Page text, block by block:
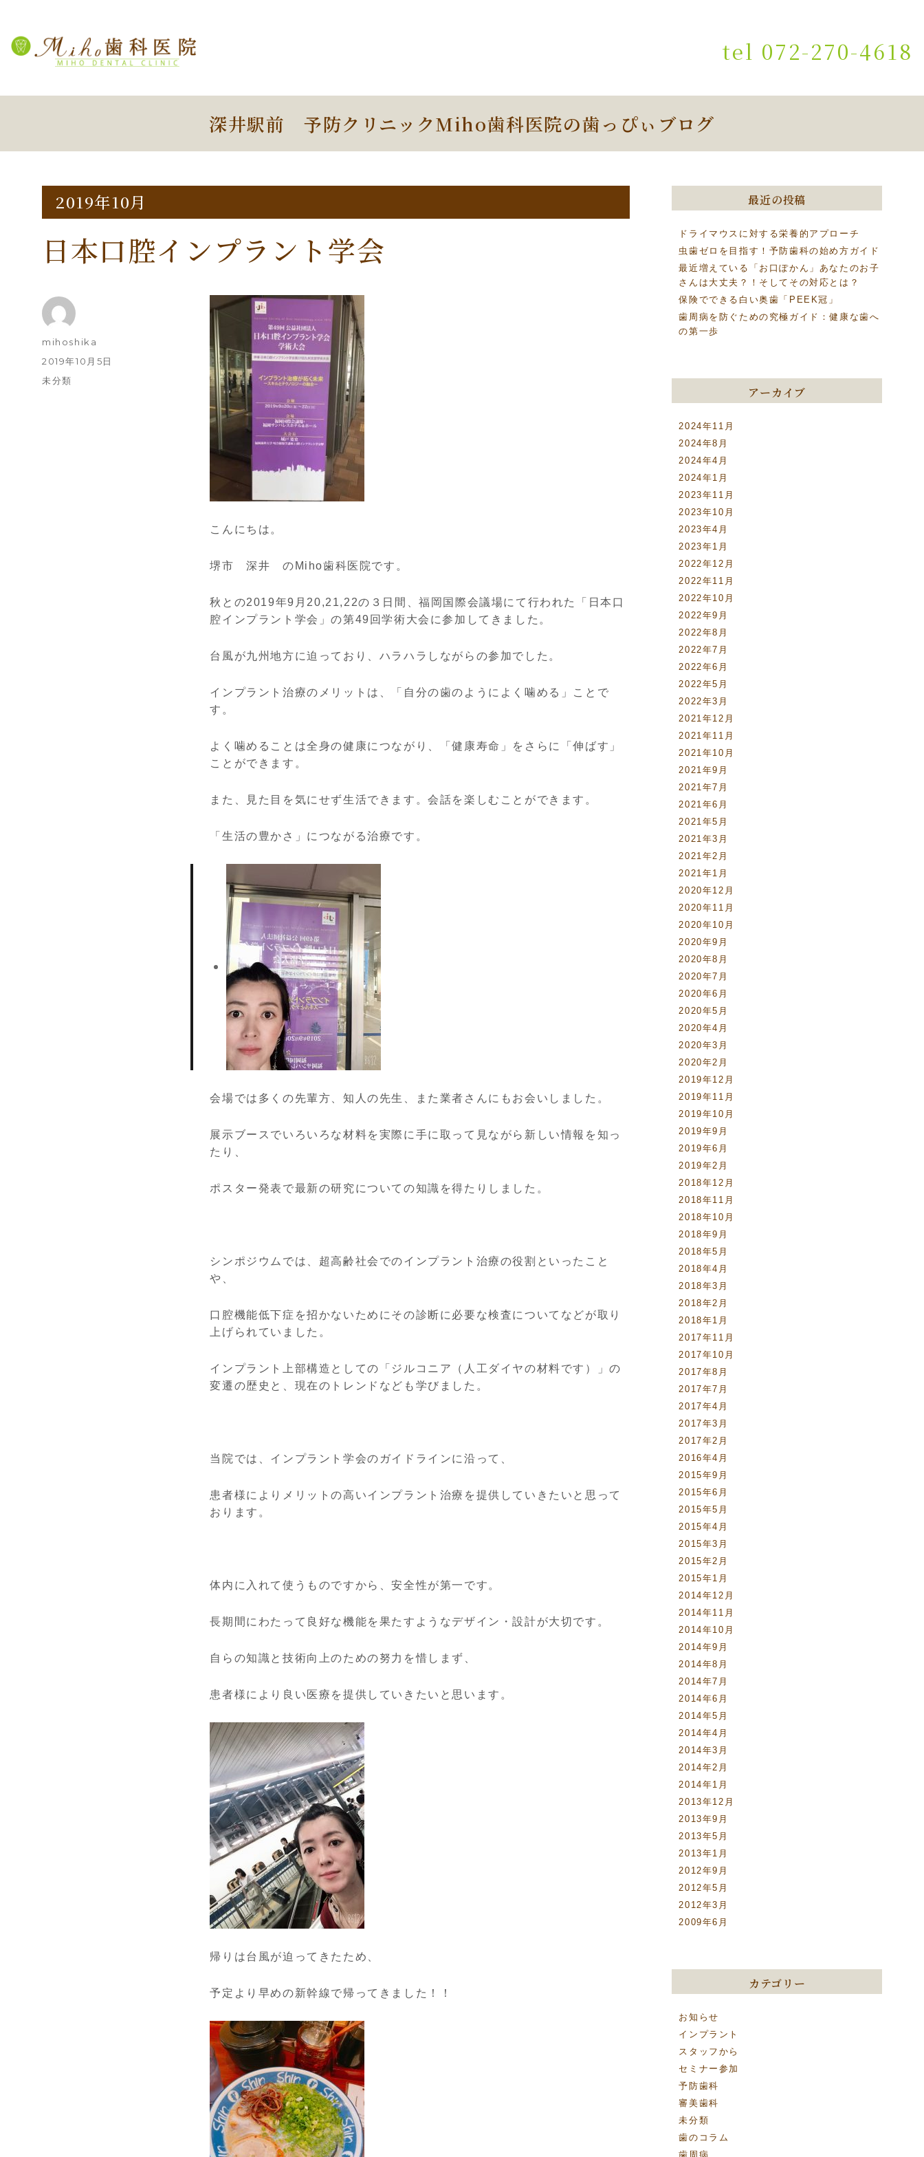
tel 072-270-4618
深井駅前 予防クリニックMiho歯科医院の歯っぴぃブログ
2019年10月
日本口腔インプラント学会
こんにちは。
堺市 深井 のMiho歯科医院です。
秋との2019年9月20,21,22の３日間、福岡国際会議場にて行われた「日本口
腔インプラント学会」の第49回学術大会に参加してきました。
台風が九州地方に迫っており、ハラハラしながらの参加でした。
インプラント治療のメリットは、「自分の歯のようによく噛める」ことで
す。
よく噛めることは全身の健康につながり、「健康寿命」をさらに「伸ばす」
ことができます。
また、見た目を気にせず生活できます。会話を楽しむことができます。
「生活の豊かさ」につながる治療です。
会場では多くの先輩方、知人の先生、また業者さんにもお会いしました。
展示ブースでいろいろな材料を実際に手に取って見ながら新しい情報を知っ
たり、
ポスター発表で最新の研究についての知識を得たりしました。
シンポジウムでは、超高齢社会でのインプラント治療の役割といったこと
や、
口腔機能低下症を招かないためにその診断に必要な検査についてなどが取り
上げられていました。
インプラント上部構造としての「ジルコニア（人工ダイヤの材料です）」の
変遷の歴史と、現在のトレンドなども学びました。
当院では、インプラント学会のガイドラインに沿って、
患者様によりメリットの高いインプラント治療を提供していきたいと思って
おります。
体内に入れて使うものですから、安全性が第一です。
長期間にわたって良好な機能を果たすようなデザイン・設計が大切です。
自らの知識と技術向上のための努力を惜しまず、
患者様により良い医療を提供していきたいと思います。
帰りは台風が迫ってきたため、
予定より早めの新幹線で帰ってきました！！
投
稿
mihoshika
投
稿
2019年10月5日
カ
未分類
最近の投稿
ドライマウスに対する栄養的アプローチ
虫歯ゼロを目指す！予防歯科の始め方ガイド
最近増えている「お口ぽかん」あなたのお子
さんは大丈夫？！そしてその対応とは？
保険でできる白い奥歯「PEEK冠」
歯周病を防ぐための究極ガイド：健康な歯へ
の第一歩
アーカイブ
2024年11月
2024年8月
2024年4月
2024年1月
2023年11月
2023年10月
2023年4月
2023年1月
2022年12月
2022年11月
2022年10月
2022年9月
2022年8月
2022年7月
2022年6月
2022年5月
2022年3月
2021年12月
2021年11月
2021年10月
2021年9月
2021年7月
2021年6月
2021年5月
2021年3月
2021年2月
2021年1月
2020年12月
2020年11月
2020年10月
2020年9月
2020年8月
2020年7月
2020年6月
2020年5月
2020年4月
2020年3月
2020年2月
2019年12月
2019年11月
2019年10月
2019年9月
2019年6月
2019年2月
2018年12月
2018年11月
2018年10月
2018年9月
2018年5月
2018年4月
2018年3月
2018年2月
2018年1月
2017年11月
2017年10月
2017年8月
2017年7月
2017年4月
2017年3月
2017年2月
2016年4月
2015年9月
2015年6月
2015年5月
2015年4月
2015年3月
2015年2月
2015年1月
2014年12月
2014年11月
2014年10月
2014年9月
2014年8月
2014年7月
2014年6月
2014年5月
2014年4月
2014年3月
2014年2月
2014年1月
2013年12月
2013年9月
2013年5月
2013年1月
2012年9月
2012年5月
2012年3月
2009年6月
カテゴリー
お知らせ
インプラント
スタッフから
セミナー参加
予防歯科
審美歯科
未分類
歯のコラム
歯周病